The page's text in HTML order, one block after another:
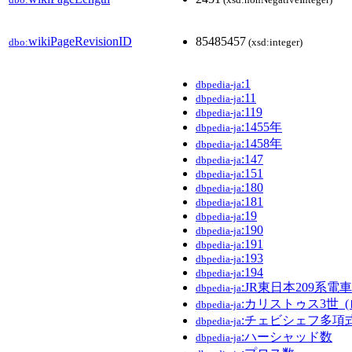
dbo:wikiPageRevisionID 85485457 (xsd:integer)
dbpedia-ja:1
dbpedia-ja:11
dbpedia-ja:119
dbpedia-ja:1455年
dbpedia-ja:1458年
dbpedia-ja:147
dbpedia-ja:151
dbpedia-ja:180
dbpedia-ja:181
dbpedia-ja:19
dbpedia-ja:190
dbpedia-ja:191
dbpedia-ja:193
dbpedia-ja:194
dbpedia-ja:JR東日本209系電車
dbpedia-ja:カリストゥス3世
dbpedia-ja:チェビシェフ多項
dbpedia-ja:ハーシャッド数